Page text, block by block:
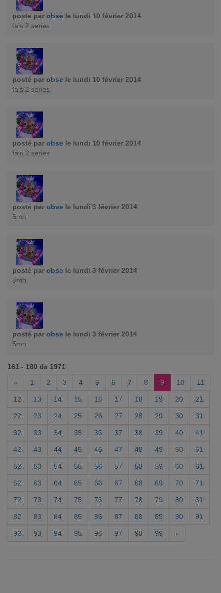
posté par obse le lundi 10 février 2014
fais 2 series
posté par obse le lundi 10 février 2014
fais 2 series
posté par obse le lundi 10 février 2014
fais 2 series
posté par obse le lundi 3 février 2014
5mn
posté par obse le lundi 3 février 2014
5mn
posté par obse le lundi 3 février 2014
5mn
161 - 180 de 1971
«
1 2 3 4 5 6 7 8 9 10 11
12 13 14 15 16 17 18 19 20 21
22 23 24 25 26 27 28 29 30 31
32 33 34 35 36 37 38 39 40 41
42 43 44 45 46 47 48 49 50 51
52 53 54 55 56 57 58 59 60 61
62 63 64 65 66 67 68 69 70 71
72 73 74 75 76 77 78 79 80 81
82 83 84 85 86 87 88 89 90 91
92 93 94 95 96 97 98 99 »